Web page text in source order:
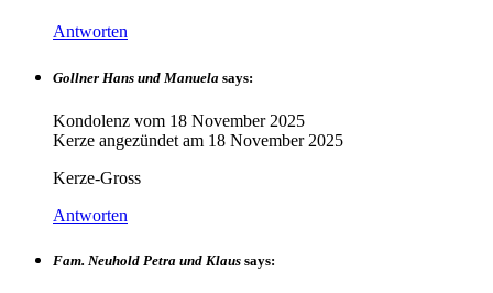
Antworten
Gollner Hans und Manuela says:
Kondolenz vom 18 November 2025
Kerze angezündet am 18 November 2025
Kerze-Gross
Antworten
Fam. Neuhold Petra und Klaus says: